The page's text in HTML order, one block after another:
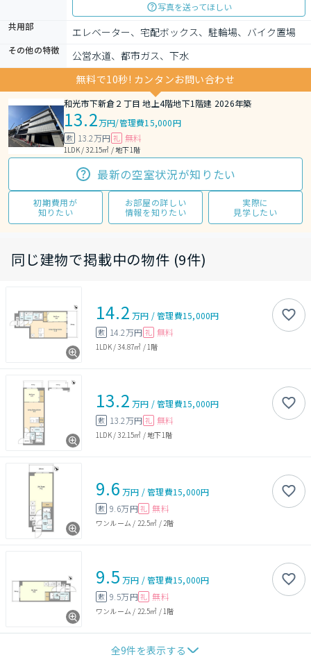
写真を送ってほしい
共用部
エレベーター、宅配ボックス、駐輪場、バイク置場
その他の特徴
公営水道、都市ガス、下水
無料で10秒! カンタンお問い合わせ
和光市下新倉２丁目 地上4階地下1階建 2026年築
13.2万円/管理費15,000円
敷 13.2万円 礼 無料
1LDK / 32.15㎡ / 地下1階
最新の空室状況が知りたい
初期費用が
知りたい
お部屋の詳しい
情報を知りたい
実際に
見学したい
同じ建物で掲載中の物件 (9件)
14.2 万円 /管理費15,000円
敷 14.2万円 礼 無料
1LDK/34.87㎡ / 1階
13.2 万円 /管理費15,000円
敷 13.2万円 礼 無料
1LDK/32.15㎡ /地下1階
9.6 万円 /管理費15,000円
敷 9.6万円 礼 無料
ワンルーム / 22.5㎡ / 2階
9.5 万円 /管理費15,000円
敷 9.5万円 礼 無料
ワンルーム / 22.5㎡ / 1階
全9件を表示する